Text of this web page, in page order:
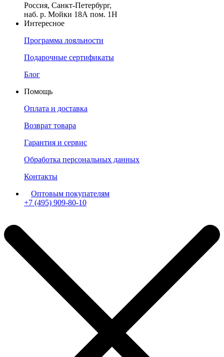
Россия, Санкт-Петербург,
наб. р. Мойки 18А пом. 1Н
Интересное
Программа лояльности
Подарочные сертификаты
Блог
Помощь
Оплата и доставка
Возврат товара
Гарантия и сервис
Обработка персональных данных
Контакты
Оптовым покупателям
+7 (495) 909-80-10